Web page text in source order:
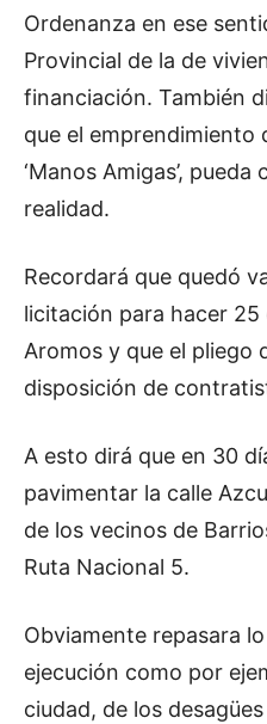
Ordenanza en ese
Provincial de la de
financiación. También
que el emprendimiento
‘Manos Amigas’,
realidad.
Recordará que quedó
licitación para hacer 25
Aromos y que el pliego
disposición de
A esto dirá que en 30
pavimentar la calle
de los vecinos de
Ruta Nacional 5.
Obviamente repasara
ejecución como por
ciudad, de los